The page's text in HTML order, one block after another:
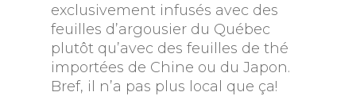
exclusivement infusés avec des
feuilles d’argousier du Québec
plutôt qu’avec des feuilles de thé
importées de Chine ou du Japon.
Bref, il n’a pas plus local que ça!